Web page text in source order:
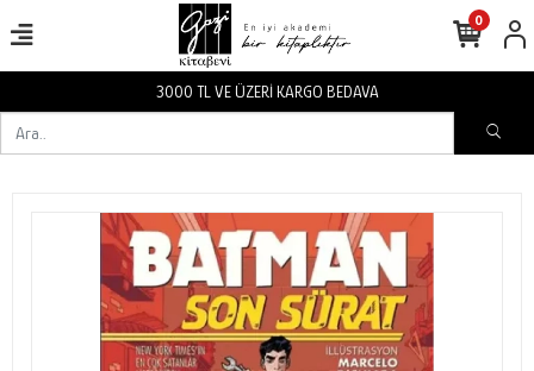
3000 TL VE ÜZERİ KARGO BEDAVA
0